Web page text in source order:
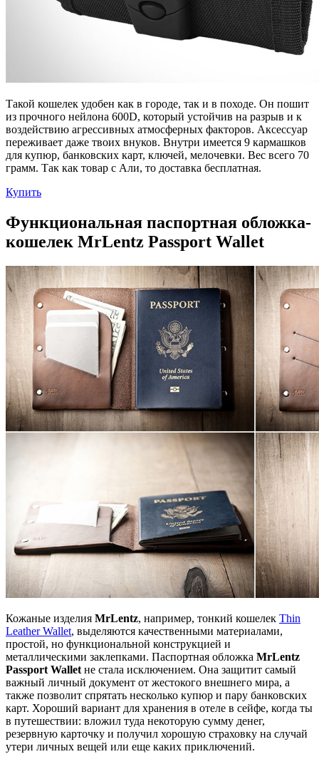
Такой кошелек удобен как в городе, так и в походе. Он пошит
из прочного нейлона 600D, который устойчив на разрыв и к
воздействию агрессивных атмосферных факторов. Аксессуар
переживает даже твоих внуков. Внутри имеется 9 кармашков
для купюр, банковских карт, ключей, мелочевки. Вес всего 70
грамм. Так как товар с Али, то доставка бесплатная.
Купить
Функциональная паспортная обложка-
кошелек MrLentz Passport Wallet
Кожаные изделия MrLentz, например, тонкий кошелек Thin
Leather Wallet, выделяются качественными материалами,
простой, но функциональной конструкцией и
металлическими заклепками. Паспортная обложка MrLentz
Passport Walletне стала исключением. Она защитит самый
важный личный документ от жестокого внешнего мира, а
также позволит спрятать несколько купюр и пару банковских
карт. Хороший вариант для хранения в отеле в сейфе, когда ты
в путешествии: вложил туда некоторую сумму денег,
резервную карточку и получил хорошую страховку на случай
утери личных вещей или еще каких приключений.